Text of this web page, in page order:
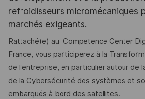
refroidisseurs micromécaniques
marchés exigeants.
Rattaché(e) au Competence Center
France, vous participerez à la
de l'entreprise, en particulier autour de
de la Cybersécurité des systèmes et
embarqués à bord des satellites.